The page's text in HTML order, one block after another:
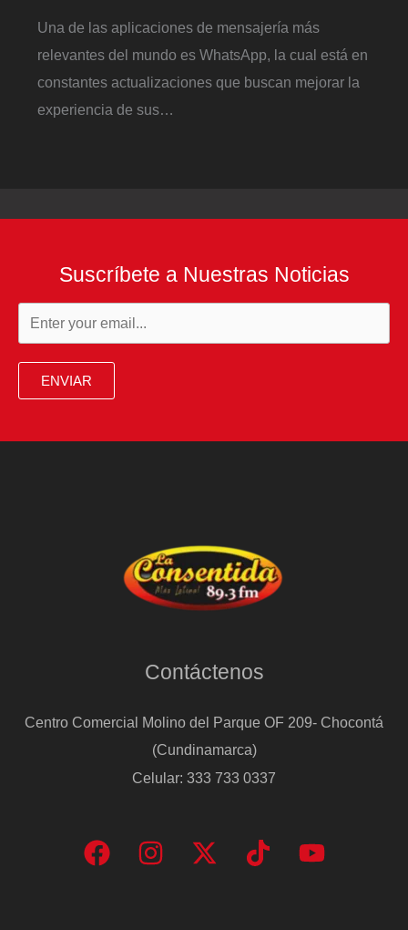
Una de las aplicaciones de mensajería más
relevantes del mundo es WhatsApp, la cual está en
constantes actualizaciones que buscan mejorar la
experiencia de sus…
Suscríbete a Nuestras Noticias
ENVIAR
Contáctenos
Centro Comercial Molino del Parque OF 209- Chocontá
(Cundinamarca)
Celular: 333 733 0337